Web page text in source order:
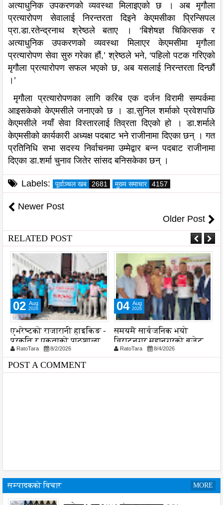
अत्याधुनिक उपकरणको व्यवस्था मिलाइएको छ । अब मृगौला
प्रत्यारोपण सेवालाई निरन्तरता दिइने केएमसीका प्रिन्सिपल
प्रा.डा.रतेन्द्रनाथ श्रेष्ठले बताए । ‘बिशेषज्ञ चिकित्सक र
अत्याधुनिक उपकरणको व्यवस्था मिलाएर केएमसीमा मृगौला
प्रत्यारोपण सेवा सुरु गरेका हौं,’ श्रेष्ठले भने, ‘पहिलो पटक गरिएको
मृगौला प्रत्यारोपण सफल भएको छ, अब यसलाई निरन्तरता दिन्छौं
।’
मृगौला प्रत्यारोपणका लागि करिब एक दर्जन विरामी सम्पर्कमा
आइसकेको केएमसीले जनाएको छ । डा.सुनिल शर्माको प्रवेशपछि
केएमसीले नयाँ सेवा विस्तारलाई तिव्रता दिएको हो । डा.शर्माले
केएमसीको कार्यकारी अध्यक्ष पदबाट भने राजीनामा दिएका छन् । गत
प्रतिनिधि सभा सदस्य निर्वाचनमा उम्मेद्वार बन्न पदबाट राजीनामा
दिएका डा.शर्मा चुनाव जितेर सांसद बनिसकेका छन् ।
Labels: पूर्वाञ्चल खब 2681 मुख्य समाचार 4157
Newer Post
Older Post
RELATED POST
02 Aug
2026
एभरेष्टको राजारानी हाइकिङ -
प्रकृति र एकताको पाठशाला
RatoTara 8/2/2026
04 Aug
2026
समयमै सार्वजनिक भयो
विराटनगर महानगरको बजेट
पुस्तिका, कार्यान्वयन प्रक्रिया
पनि सुरु
RatoTara 8/4/2026
POST A COMMENT
सम्पादकको विचार MORE